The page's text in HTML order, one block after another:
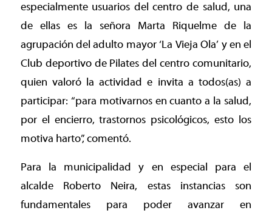
especialmente usuarios del centro de salud, una
de ellas es la señora Marta Riquelme de la
agrupación del adulto mayor ‘La Vieja Ola’ y en el
Club deportivo de Pilates del centro comunitario,
quien valoró la actividad e invita a todos(as) a
participar: “para motivarnos en cuanto a la salud,
por el encierro, trastornos psicológicos, esto los
motiva harto”, comentó.
Para la municipalidad y en especial para el
alcalde Roberto Neira, estas instancias son
fundamentales para poder avanzar en